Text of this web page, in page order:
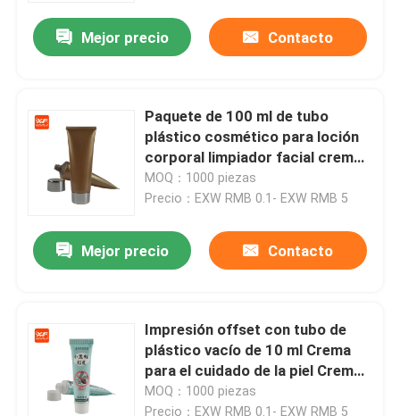
Mejor precio Contacto
Paquete de 100 ml de tubo
plástico cosmético para loción
corporal limpiador facial crema
para manos tubo plateado
MOQ：1000 piezas
Precio：EXW RMB 0.1- EXW RMB 5
Mejor precio Contacto
Impresión offset con tubo de
plástico vacío de 10 ml Crema
para el cuidado de la piel Crema
facial Loción Cosméticos
Embalaje con tubo de
MOQ：1000 piezas
Precio：EXW RMB 0.1- EXW RMB 5